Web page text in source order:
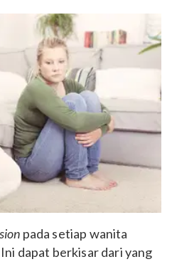
pada setiap wanita
dapat berkisar dari yang